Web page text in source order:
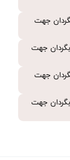
جهت
جهت
جهت
جهت